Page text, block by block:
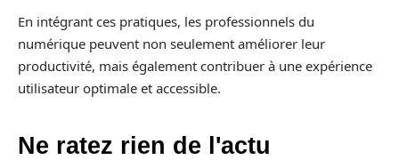
En intégrant ces pratiques, les professionnels du
numérique peuvent non seulement améliorer leur
productivité, mais également contribuer à une expérience
utilisateur optimale et accessible.
Ne ratez rien de l'actu